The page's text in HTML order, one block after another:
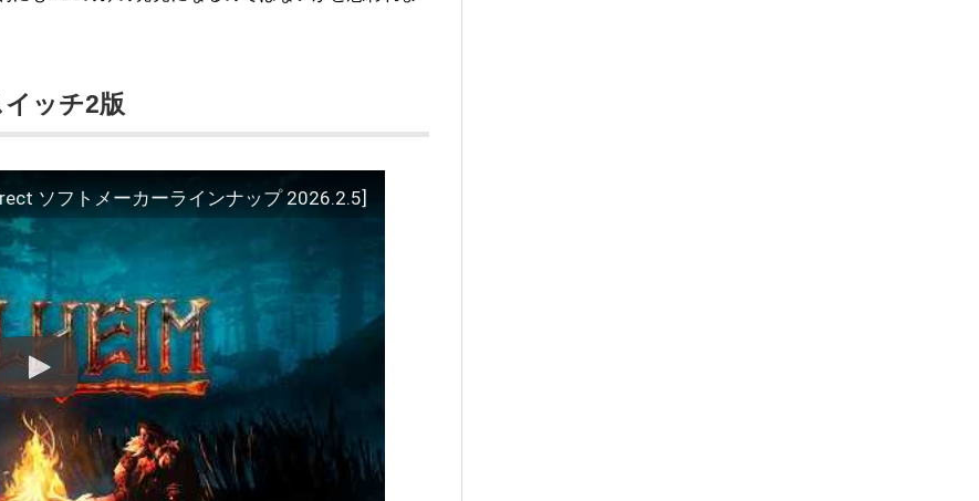
ッチ2版
ソフトメーカーラインナップ 2026.2.5]